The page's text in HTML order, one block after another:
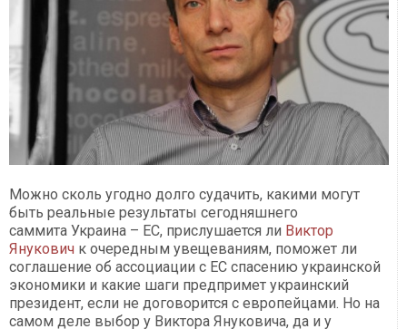
Можно сколь угодно долго судачить, какими могут
быть реальные результаты сегодняшнего
саммита Украина – ЕС, прислушается ли Виктор
Янукович к очередным увещеваниям, поможет ли
соглашение об ассоциации с ЕС спасению украинской
экономики и какие шаги предпримет украинский
президент, если не договорится с европейцами. Но на
самом деле выбор у Виктора Януковича, да и у